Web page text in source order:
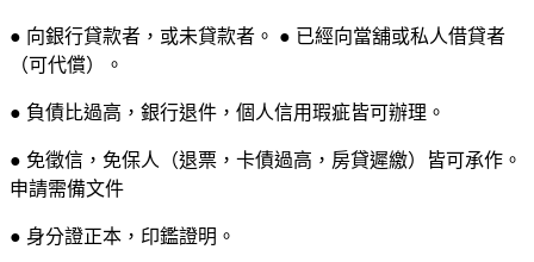
● 向銀行貸款者，或未貸款者。 ● 已經向當舖或私人借貸者
（可代償）。
● 負債比過高，銀行退件，個人信用瑕疵皆可辦理。
● 免徵信，免保人（退票，卡債過高，房貸遲繳）皆可承作。
申請需備文件
● 身分證正本，印鑑證明。